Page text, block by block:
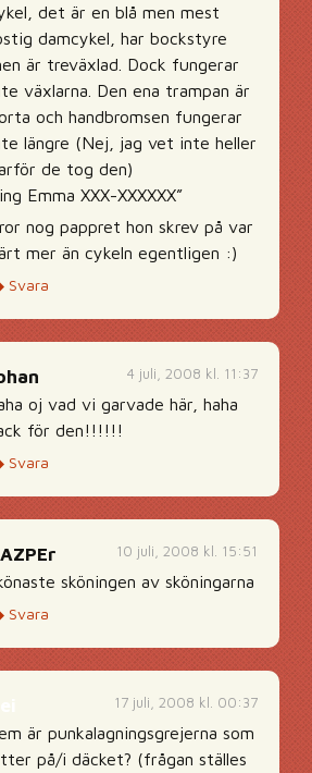
det är en blå men mest
damcykel, har bockstyre
är treväxlad. Dock fungerar
växlarna. Den ena trampan är
och handbromsen fungerar
längre (Nej, jag vet inte heller
de tog den)
Emma XXX-XXXXXX”
nog pappret hon skrev på var
mer än cykeln egentligen :)
Svara
4 juli, 2008 kl. 11:37
oj vad vi garvade här, haha
för den!!!!!!
Svara
10 juli, 2008 kl. 15:51
sköningen av sköningarna
Svara
17 juli, 2008 kl. 00:37
är punkalagningsgrejerna som
på/i däcket? (frågan ställes